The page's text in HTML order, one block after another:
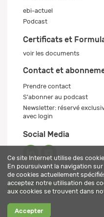
ebi-actuel
Podcast
Certificats et
voir les documents
Contact et
Prendre contact
S'abonner au podcast
Newsletter: réservé
avec login
Social Media
Ce site Internet utilise des
En poursuivant la navigation
de cookies actuellement
acceptez notre utilisation des
aux cookies se trouvent dans
Accepter